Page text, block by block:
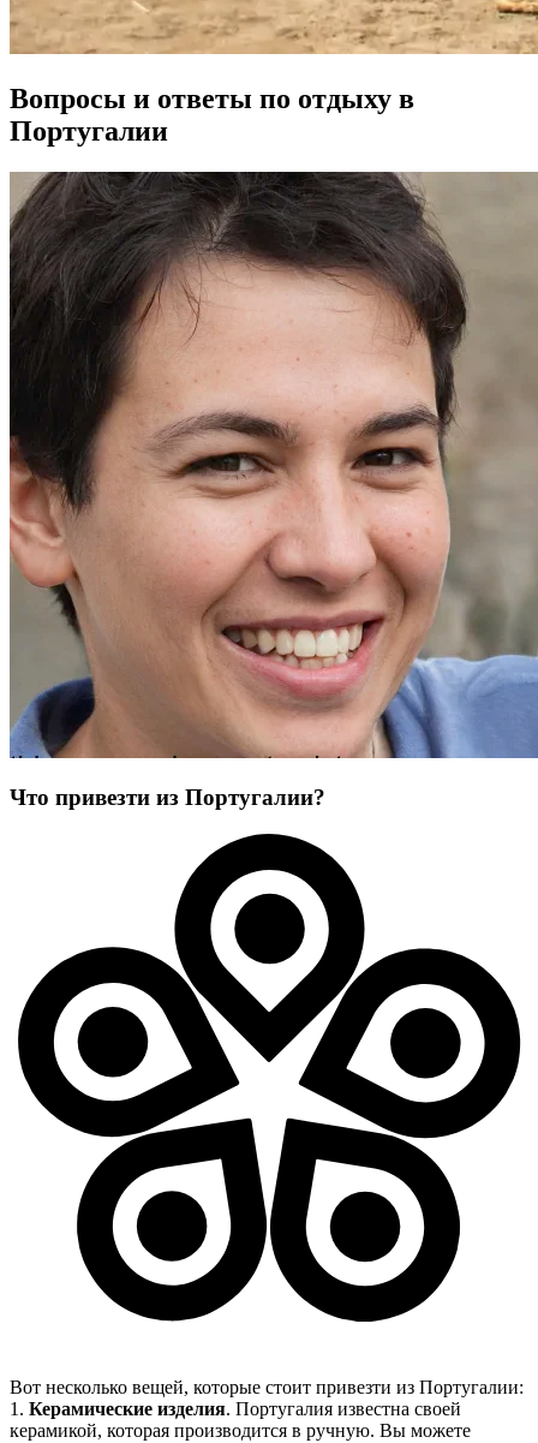
Вопросы и ответы по отдыху в
Португалии
Что привезти из Португалии?
Вот несколько вещей, которые стоит привезти из Португалии:
1. Керамические изделия. Португалия известна своей
керамикой, которая производится в ручную. Вы можете